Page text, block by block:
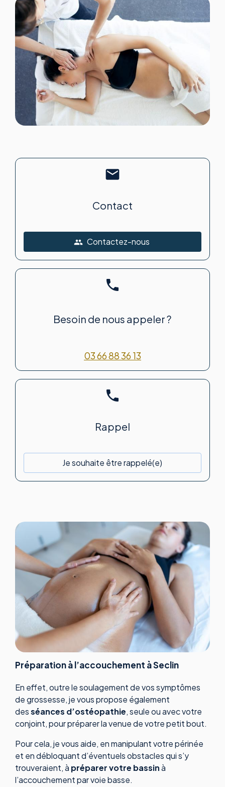
mail
Contact
people Contactez-nous
phone
Besoin de nous appeler ?
03 66 88 36 13
phone
Rappel
Je souhaite être rappelé(e)
Préparation à l’accouchement à Seclin
En effet, outre le soulagement de vos symptômes
de grossesse, je vous propose également
desséances d’ostéopathie, seule ou avec votre
conjoint, pour préparer la venue de votre petit bout.
Pour cela, je vous aide, en manipulant votre périnée
et en débloquant d’éventuels obstacles qui s’y
trouveraient, à préparer votre bassinà
l’accouchement par voie basse.